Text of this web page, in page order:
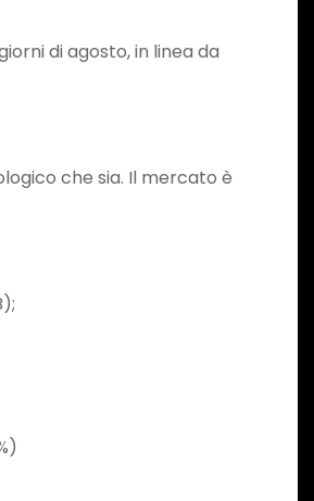
di agosto, in linea da
che sia. Il mercato è